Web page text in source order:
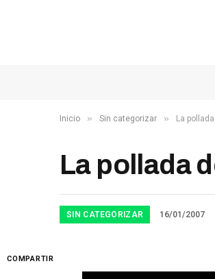
Inicio » Sin categorizar » La
La pollada
SIN CATEGORIZAR 16/01/2007
COMPARTIR